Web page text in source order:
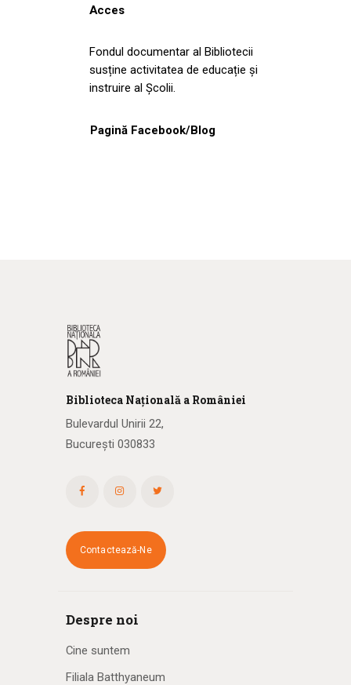
Acces
Fondul documentar al Bibliotecii
susține activitatea de educație și
instruire al Școlii.
Pagină Facebook/Blog
Biblioteca Națională a României
Bulevardul Unirii 22,
București 030833
Contactează-Ne
Despre noi
Cine suntem
Filiala Batthyaneum